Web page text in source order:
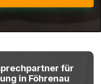
für
in Föhrenau